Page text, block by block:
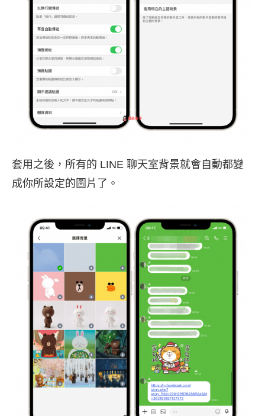
套用之後，所有的 LINE 聊天室背景就會自動都變
成你所設定的圖片了。